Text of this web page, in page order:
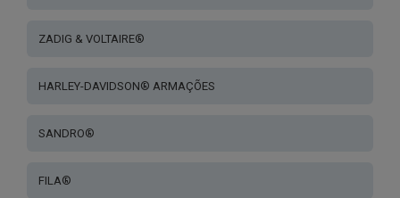
ZADIG & VOLTAIRE®
HARLEY-DAVIDSON® ARMAÇÕES
SANDRO®
FILA®